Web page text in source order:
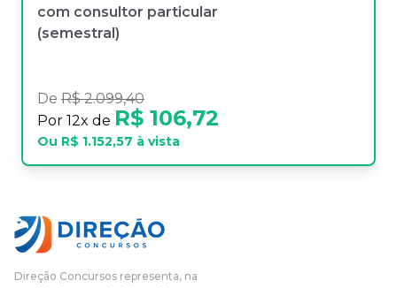
com consultor particular
(semestral)
De R$ 2.099,40
Por 12x de R$ 106,72
Ou R$ 1.152,57 à vista
Direção Concursos representa, na